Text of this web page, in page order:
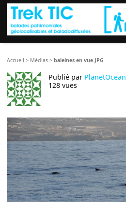
Accueil > Médias >baleines en vue.JPG
Publié par PlanetOcean
128 vues